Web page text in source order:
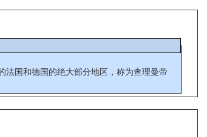
国和德国的绝大部分地区，称为查理曼帝